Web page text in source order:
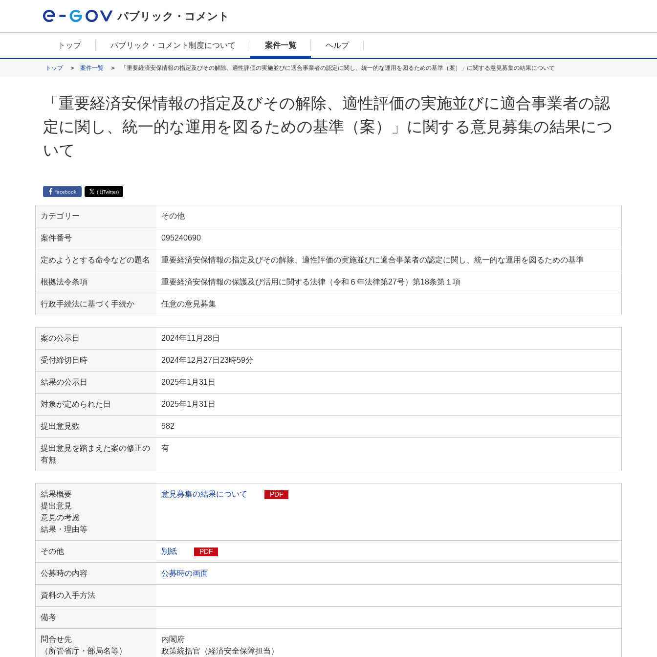
パブリック・コメント
トップ パブリック・コメント制度について 案件一覧 ヘルプ
トップ 案件一覧 「重要経済安保情報の指定及びその解除、適性評価の実施並びに適合事業者の認定に関し、統一的な運用を図るための基準（案）」に関する意見募集の結果について
「重要経済安保情報の指定及びその解除、適性評価の実施並びに適合事業者の認
定に関し、統一的な運用を図るための基準（案）」に関する意見募集の結果につ
いて
facebook (旧Twitter)
カテゴリー その他
案件番号 095240690
定めようとする命令などの題名 重要経済安保情報の指定及びその解除、適性評価の実施並びに適合事業者の認定に関し、統一的な運用を図るための基準
根拠法令条項 重要経済安保情報の保護及び活用に関する法律（令和６年法律第27号）第18条第１項
行政手続法に基づく手続か 任意の意見募集
案の公示日 2024年11月28日
受付締切日時 2024年12月27日23時59分
結果の公示日 2025年1月31日
対象が定められた日 2025年1月31日
提出意見数 582
提出意見を踏まえた案の修正の
有無
有
結果概要
提出意見
意見の考慮
結果・理由等
意見募集の結果について PDF
その他 別紙 PDF
公募時の内容 公募時の画面
資料の入手方法
備考
問合せ先
（所管省庁・部局名等）
内閣府
政策統括官（経済安全保障担当）